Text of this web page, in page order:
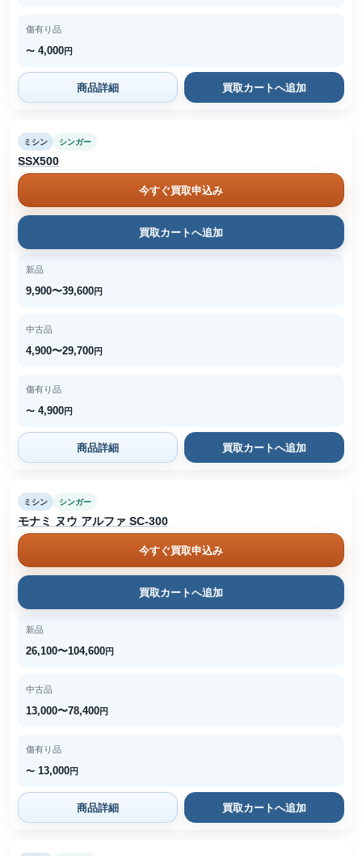
傷有り品
〜 4,000円
商品詳細 買取カートへ追加
ミシン シンガー
SSX500
今すぐ買取申込み
買取カートへ追加
新品
9,900〜39,600円
中古品
4,900〜29,700円
傷有り品
〜 4,900円
商品詳細 買取カートへ追加
ミシン シンガー
モナミ ヌウ アルファ SC-300
今すぐ買取申込み
買取カートへ追加
新品
26,100〜104,600円
中古品
13,000〜78,400円
傷有り品
〜 13,000円
商品詳細 買取カートへ追加